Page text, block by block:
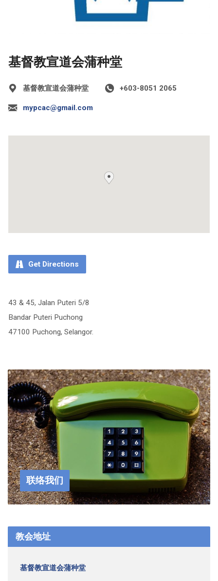
基督教宣道会蒲种堂
基督教宣道会蒲种堂 +603-8051 2065
mypcac@gmail.com
Get Directions
43 & 45, Jalan Puteri 5/8
Bandar Puteri Puchong
47100 Puchong, Selangor.
联络我们
教会地址
基督教宣道会蒲种堂